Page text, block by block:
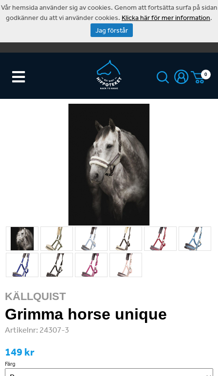
0
KÄLLQUIST
Grimma horse unique
Artikelnr: 24307-3
149 kr
Färg
Vår hemsida använder sig av cookies. Genom att fortsätta surfa på sidan
godkänner du att vi använder cookies. Klicka här för mer information.
Jag förstår